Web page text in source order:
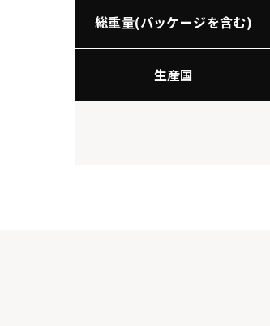
総重量(パッケージを含む)
生産国